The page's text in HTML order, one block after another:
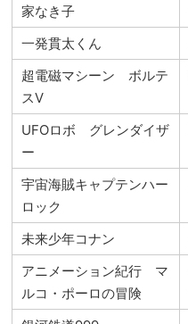
家なき子
一発貫太くん
超電磁マシーン ボルテ
スⅤ
UFOロボ グレンダイザ
ー
宇宙海賊キャプテンハー
ロック
未来少年コナン
アニメーション紀行 マ
ルコ・ポーロの冒険